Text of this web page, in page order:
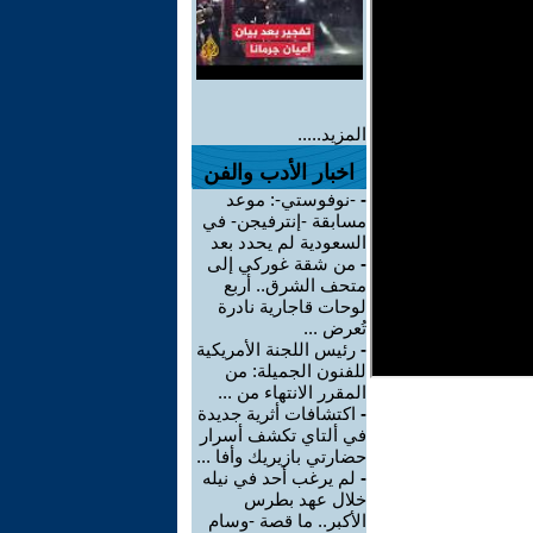
المزيد.....
اخبار الأدب والفن
- -نوفوستي-: موعد
مسابقة -إنترفيجن- في
السعودية لم يحدد بعد
- من شقة غوركي إلى
متحف الشرق.. أربع
لوحات قاجارية نادرة
تُعرض ...
- رئيس اللجنة الأمريكية
للفنون الجميلة: من
المقرر الانتهاء من ...
- اكتشافات أثرية جديدة
في ألتاي تكشف أسرار
حضارتي بازيريك وأفا ...
- لم يرغب أحد في نيله
خلال عهد بطرس
الأكبر.. ما قصة -وسام